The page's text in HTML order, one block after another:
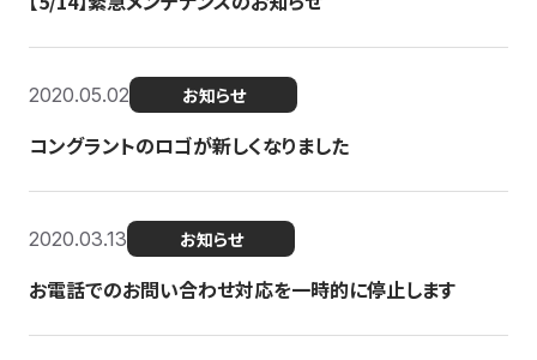
2020.05.02 お知らせ
コングラントのロゴが新しくなりました
2020.03.13 お知らせ
お電話でのお問い合わせ対応を一時的に停止します